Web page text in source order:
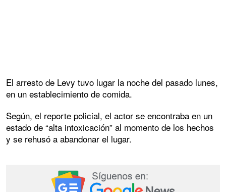
El arresto de Levy tuvo lugar la noche del pasado lunes,
en un establecimiento de comida.
Según, el reporte policial, el actor se encontraba en un
estado de “alta intoxicación” al momento de los hechos
y se rehusó a abandonar el lugar.